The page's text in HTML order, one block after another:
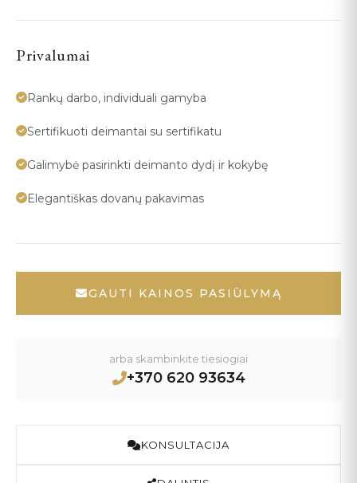
Privalumai
Rankų darbo, individuali gamyba
Sertifikuoti deimantai su sertifikatu
Galimybė pasirinkti deimanto dydį ir kokybę
Elegantiškas dovanų pakavimas
GAUTI KAINOS PASIŪLYMĄ
arba skambinkite tiesiogiai
+370 620 93634
KONSULTACIJA